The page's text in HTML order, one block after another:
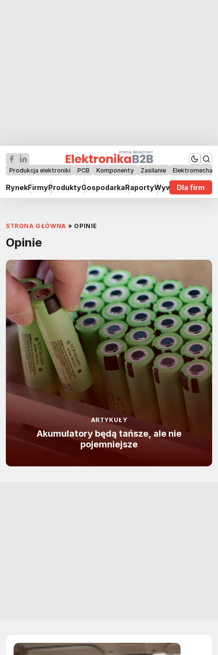
Produkcja elektroniki PCB Komponenty Zasilanie
RynekFirmyProduktyGospodarkaRaportyWywiadyDla firm
STRONA GŁÓWNA » OPINIE
Opinie
ARTYKUŁY
Akumulatory będą tańsze, ale nie
pojemniejsze